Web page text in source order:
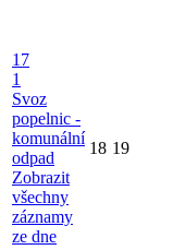
17
1
Svoz
popelnic -
komunální
odpad
Zobrazit
všechny
záznamy
ze dne
18 19